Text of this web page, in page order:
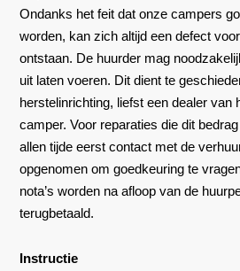
Ondanks het feit dat onze campers
worden, kan zich altijd een defect
ontstaan. De huurder mag
uit laten voeren. Dit dient te
herstelinrichting, liefst een dealer van
camper. Voor reparaties die dit
allen tijde eerst contact met de
opgenomen om goedkeuring te
nota’s worden na afloop van de
terugbetaald.
Instructie